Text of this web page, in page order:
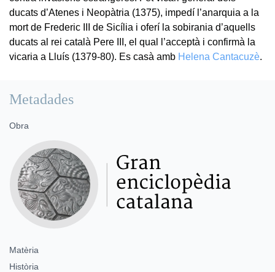
ducats d’Atenes i Neopàtria (1375), impedí l’anarquia a la
mort de Frederic III de Sicília i oferí la sobirania d’aquells
ducats al rei català Pere III, el qual l’acceptà i confirmà la
vicaria a Lluís (1379-80). Es casà amb Helena Cantacuzè.
Metadades
Obra
Matèria
Història